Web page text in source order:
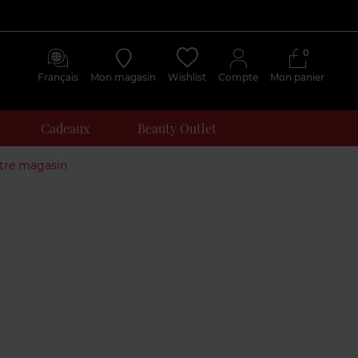
Français Mon magasin Wishlist Compte Mon panier
0
Cadeaux Beauty Outlet
magasin